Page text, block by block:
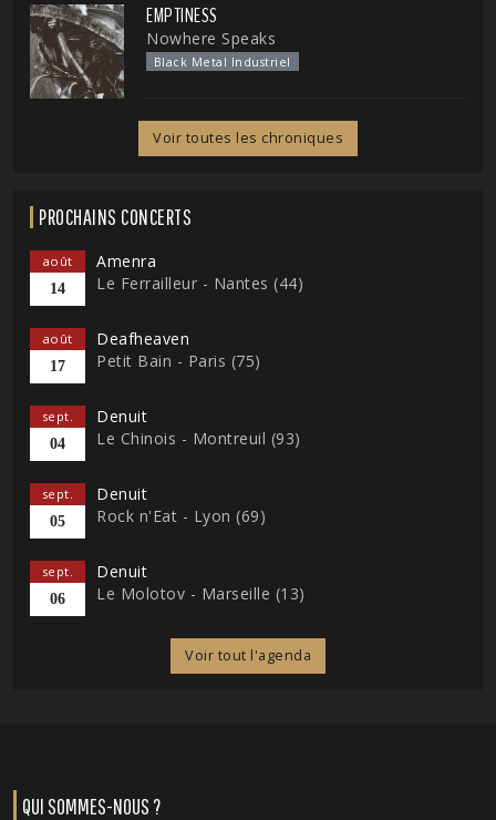
EMPTINESS
Nowhere Speaks
Black Metal Industriel
Voir toutes les chroniques
PROCHAINS CONCERTS
août
14
Amenra
Le Ferrailleur - Nantes (44)
août
17
Deafheaven
Petit Bain - Paris (75)
sept.
04
Denuit
Le Chinois - Montreuil (93)
sept.
05
Denuit
Rock n'Eat - Lyon (69)
sept.
06
Denuit
Le Molotov - Marseille (13)
Voir tout l'agenda
QUI SOMMES-NOUS ?